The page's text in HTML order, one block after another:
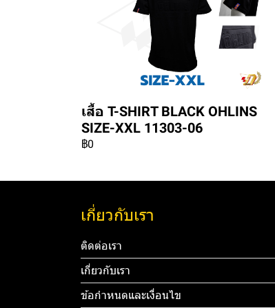
เสื้อ T-SHIRT BLACK OHLINS
SIZE-XXL 11303-06
฿0
เกี่ยวกับเรา
ติดต่อเรา
เกี่ยวกับเรา
ข้อกำหนดและเงื่อนไข